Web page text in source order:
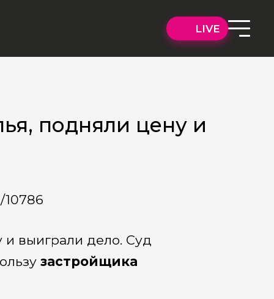
LIVE
подняли цену и
выиграли дело. Суд
застройщика